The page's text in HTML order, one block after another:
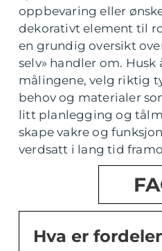
oppbevaring eller
dekorativt element til
en grundig oversikt
selv» handler om. Husk
målingene, velg riktig
behov og materialer
litt planlegging og
skape vakre og
verdsatt i lang tid
Hva er